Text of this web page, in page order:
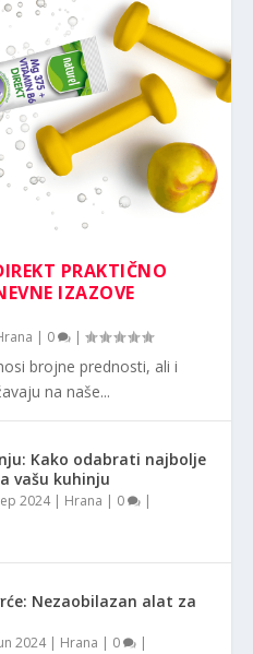
PRAKTIČNO
IZAZOVE
| 0 |
brojne prednosti, ali i
na naše...
Kako odabrati najbolje
vašu kuhinju
2024| Hrana | 0 |
Nezaobilazan alat za
2024| Hrana | 0 |